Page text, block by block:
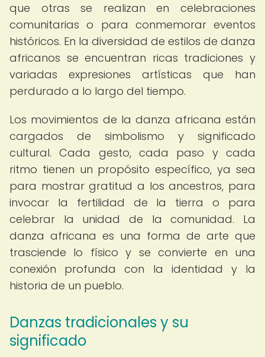
que otras se realizan en celebraciones
comunitarias o para conmemorar eventos
históricos. En la diversidad de estilos de danza
africanos se encuentran ricas tradiciones y
variadas expresiones artísticas que han
perdurado a lo largo del tiempo.
Los movimientos de la danza africana están
cargados de simbolismo y significado
cultural. Cada gesto, cada paso y cada
ritmo tienen un propósito específico, ya sea
para mostrar gratitud a los ancestros, para
invocar la fertilidad de la tierra o para
celebrar la unidad de la comunidad. La
danza africana es una forma de arte que
trasciende lo físico y se convierte en una
conexión profunda con la identidad y la
historia de un pueblo.
Danzas tradicionales y su
significado